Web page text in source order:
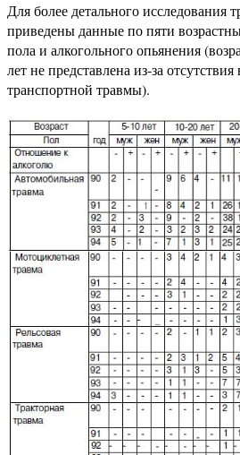
Для более детального исследования
приведены данные по пяти
пола и алкогольного опьянения
лет не представлена из-за
транспортной травмы).